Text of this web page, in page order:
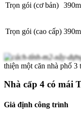
Trọn gói (cơ bản)
Trọn gói (cao cấp)
thiện một căn nhà phố
Nhà cấp 4 có mái
Giả định công trình